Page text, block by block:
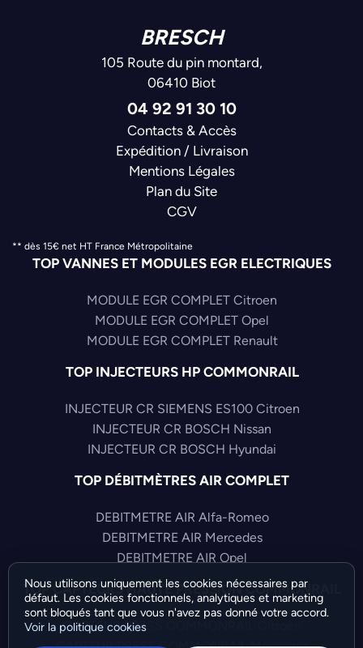
BRESCH
105 Route du pin montard,
06410 Biot
04 92 91 30 10
Contacts & Accès
Expédition / Livraison
Mentions Légales
Plan du Site
CGV
** dès 15€ net HT France Métropolitaine
TOP VANNES ET MODULES EGR ELECTRIQUES
MODULE EGR COMPLET Citroen
MODULE EGR COMPLET Opel
MODULE EGR COMPLET Renault
TOP INJECTEURS HP COMMONRAIL
INJECTEUR CR SIEMENS ES100 Citroen
INJECTEUR CR BOSCH Nissan
INJECTEUR CR BOSCH Hyundai
TOP DÉBITMÈTRES AIR COMPLET
DEBITMETRE AIR Alfa-Romeo
DEBITMETRE AIR Mercedes
DEBITMETRE AIR Opel
TOP CAPTEURS HAUTE PRESSION COMMONRAIL
CAPTEUR PRESS COMMONRAIL Citroen
Nous utilisons uniquement les cookies nécessaires par
défaut. Les cookies fonctionnels, analytiques et marketing
sont bloqués tant que vous n'avez pas donné votre accord.
Voir la politique cookies